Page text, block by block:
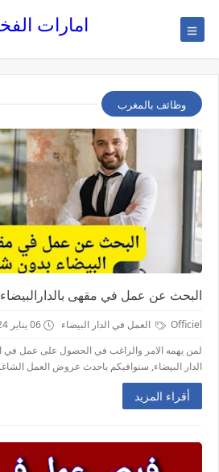
امارات
وظائف بالمغرب
البحث عن عمل في مقهى بالدارالبيضاء
Officiel العمل في الدار البيضاء
06 يناير 2024
لمن يهمه الامر والراغب في الحصول على عمل في
الدار البيضاء, سنوافيكم باحدث عروض العمل
أقراء المزيد